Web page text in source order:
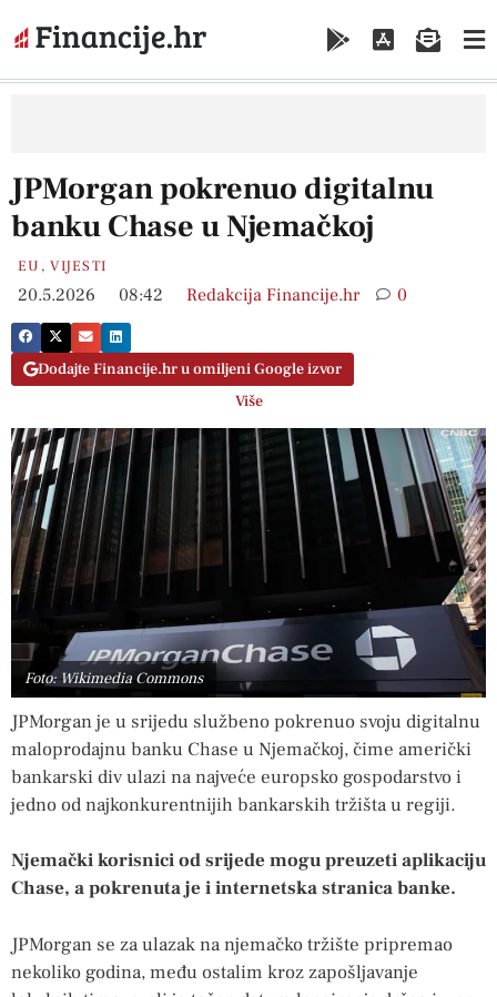
JPMorgan pokrenuo digitalnu
banku Chase u Njemačkoj
EU ,VIJESTI
20.5.2026 08:42 Redakcija Financije.hr 0
Dodajte Financije.hr u omiljeni Google izvor
Više
Foto: Wikimedia Commons
JPMorgan je u srijedu službeno pokrenuo svoju digitalnu
maloprodajnu banku Chase u Njemačkoj, čime američki
bankarski div ulazi na najveće europsko gospodarstvo i
jedno od najkonkurentnijih bankarskih tržišta u regiji.
Njemački korisnici od srijede mogu preuzeti aplikaciju
Chase, a pokrenuta je i internetska stranica banke.
JPMorgan se za ulazak na njemačko tržište pripremao
nekoliko godina, među ostalim kroz zapošljavanje